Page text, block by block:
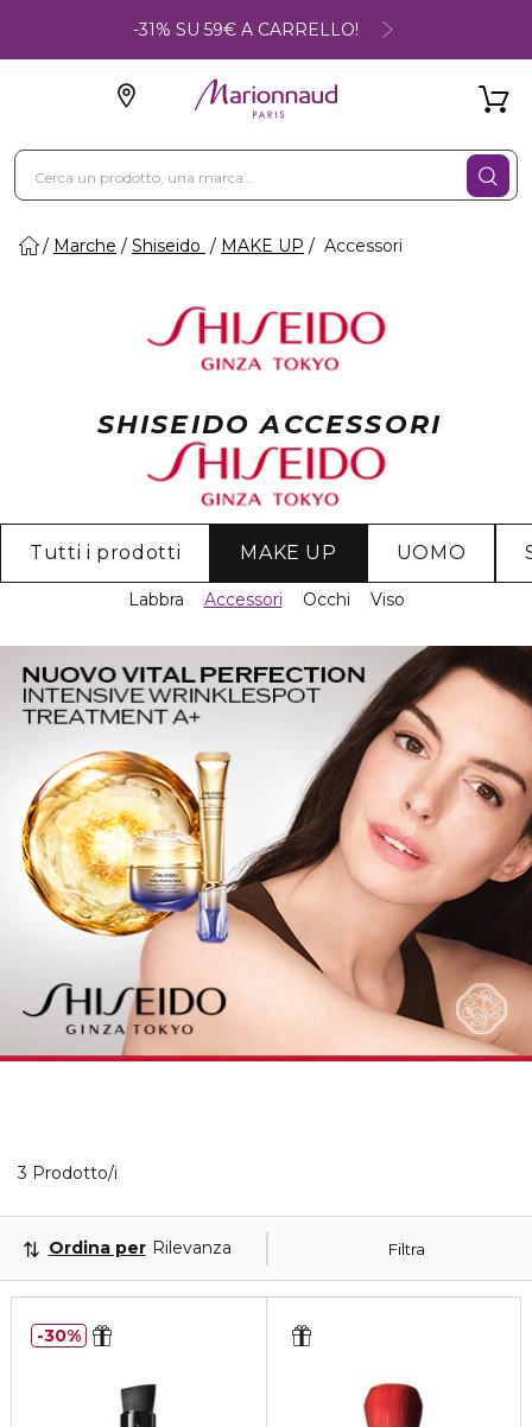
-31% SU 59€ A CARRELLO!
Marche Shiseido MAKE UP Accessori
SHISEIDO ACCESSORI
Tutti i prodotti MAKE UP UOMO
Labbra Accessori Occhi Viso
3 Prodotto/i
Filtra
Ordina per Rilevanza
30%